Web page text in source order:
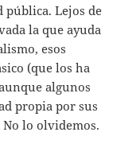
pública. Lejos de
la que ayuda
esos
(que los ha
algunos
propia por sus
No lo olvidemos.